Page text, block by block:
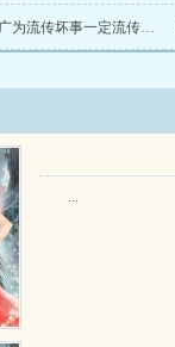
第628章 好事不一定广为流传坏事一定流传最广
...